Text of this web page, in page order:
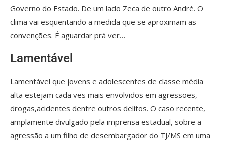
Governo do Estado. De um lado Zeca de outro André. O
clima vai esquentando a medida que se aproximam as
convenções. É aguardar prá ver…
Lamentável
Lamentável que jovens e adolescentes de classe média
alta estejam cada ves mais envolvidos em agressões,
drogas,acidentes dentre outros delitos. O caso recente,
amplamente divulgado pela imprensa estadual, sobre a
agressão a um filho de desembargador do TJ/MS em uma